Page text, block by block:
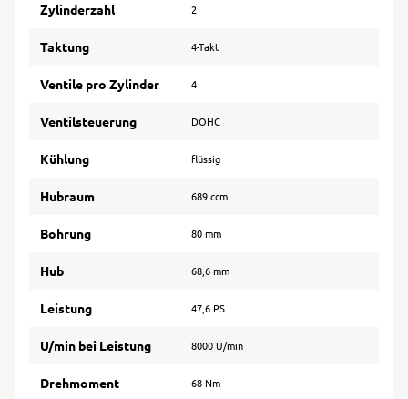
Zylinderzahl 2
Taktung 4-Takt
Ventile pro Zylinder 4
Ventilsteuerung DOHC
Kühlung flüssig
Hubraum 689 ccm
Bohrung 80 mm
Hub 68,6 mm
Leistung 47,6 PS
U/min bei Leistung 8000 U/min
Drehmoment 68 Nm